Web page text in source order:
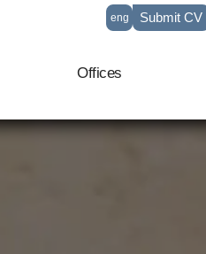
eng
it
Submit CV
Offices